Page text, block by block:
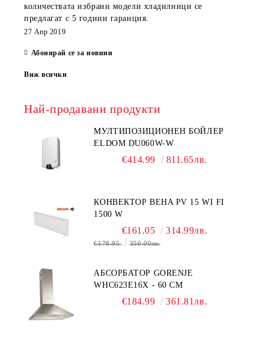
количествата избрани модели хладилници се
предлагат с 5 години гаранция.
27 Апр 2019
Абонирай се за новини
Виж всички
Най-продавани продукти
МУЛТИПОЗИЦИОНЕН БОЙЛЕР
ELDOM DU060W-W
€414.99 811.65лв.
КОНВЕКТОР BEHA PV 15 WI FI
1500 W
€161.05 314.99лв.
€178.95 350.00лв.
АБСОРБАТОР GORENJE
WHC623E16X - 60 СМ
€184.99 361.81лв.